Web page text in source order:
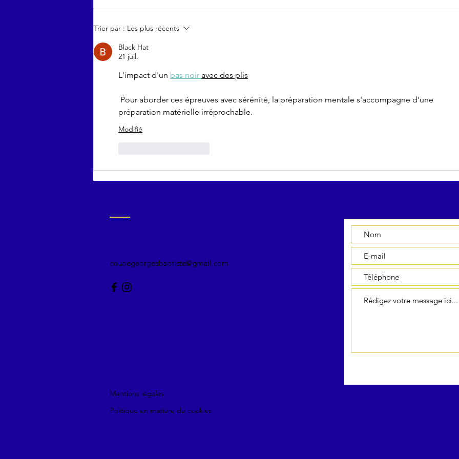
STORY
Emulsion
Trier par : Les plus récents
Black Hat
21 juil.
L'impact d'un bas noir avec des plis
préparation matérielle irréprochable.
Modifié
coupegeorgesbaptiste@gmail.com
Mentions légales
Politique en matière de cookies